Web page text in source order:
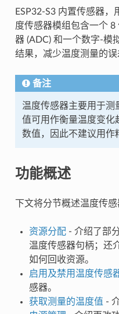
ESP32-S3 内置传感器
度传感器模组包含一个 8
器 (ADC) 和一个数字-模
结果，减少温度测量的误
备注
温度传感器主要用于测
值可用作衡量温度变化
数值，因此不建议用作
功能概述
下文将分节概述温度传感
资源分配- 介绍了部
温度传感器句柄；还
如何回收资源。
启用及禁用温度传感
感器。
获取测量的温度值 -